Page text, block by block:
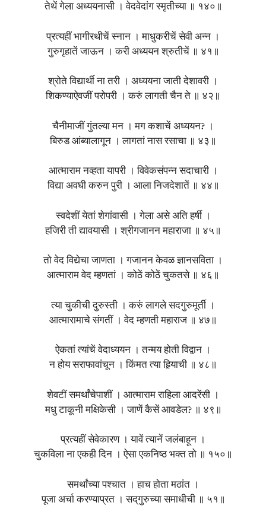
तेथें गेला अध्ययनासी । वेदवेदांग स्मृतीच्या ॥ १४०॥
प्रत्यहीं भागीरथीचें स्नान । माधुकरीचें सेवी अन्न ।
गुरुगृहातें जाऊन । करी अध्ययन श्रुतीचें ॥ ४१॥
श्रोते विद्यार्थी ना तरी । अध्ययना जाती देशावरी ।
शिकण्याऐवजीं परोपरी । करुं लागती चैन ते ॥ ४२॥
चैनीमाजीं गुंतल्या मन । मग कशाचें अध्ययन? ।
बिरुड आंब्यालागून । लागतां नास रसाचा ॥ ४३॥
आत्माराम नव्हता यापरी । विवेकसंपन्न सदाचारी ।
विद्या अवघी करुन पुरी । आला निजदेशातें ॥ ४४॥
स्वदेशीं येतां शेगांवासी । गेला असे अति हर्षी ।
हजिरी ती द्यावयासी । श्रीगजानन महाराजा ॥ ४५॥
तो वेद विद्येचा जाणता । गजानन केवळ ज्ञानसविता ।
आत्माराम वेद म्हणतां । कोठें कोठें चुकतसे ॥ ४६॥
त्या चुकीची दुरुस्ती । करुं लागले सदगुरुमूर्ती ।
आत्मारामाचे संगतीं । वेद म्हणती महाराज ॥ ४७॥
ऐकतां त्यांचें वेदाध्ययन । तन्मय होती विद्वान ।
न होय सराफावांचून । किंमत त्या हिर्‍याची ॥ ४८॥
शेवटीं समर्थांचेपाशीं । आत्माराम राहिला आदरेंसी ।
मधु टाकूनी मक्षिकेसी । जाणें कैसें आवडेल? ॥ ४९॥
प्रत्यहीं सेवेकारण । यावें त्यानें जलंबाहून ।
चुकविला ना एकही दिन । ऐसा एकनिष्ठ भक्त तो ॥ १५०॥
समर्थांच्या पश्चात । हाच होता मठांत ।
पूजा अर्चा करण्याप्रत । सद्‌गुरुच्या समाधीची ॥ ५१॥